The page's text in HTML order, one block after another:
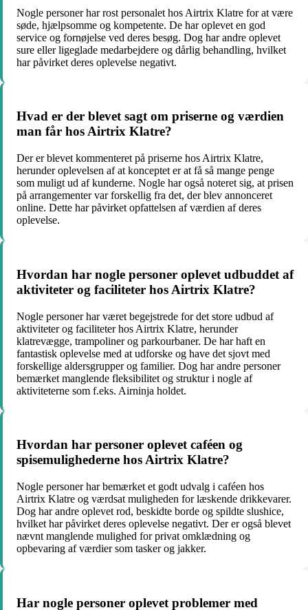
Nogle personer har rost personalet hos Airtrix Klatre for at være
søde, hjælpsomme og kompetente. De har oplevet en god
service og fornøjelse ved deres besøg. Dog har andre oplevet
sure eller ligeglade medarbejdere og dårlig behandling, hvilket
har påvirket deres oplevelse negativt.
Hvad er der blevet sagt om priserne og værdien
man får hos Airtrix Klatre?
Der er blevet kommenteret på priserne hos Airtrix Klatre,
herunder oplevelsen af at konceptet er at få så mange penge
som muligt ud af kunderne. Nogle har også noteret sig, at prisen
på arrangementer var forskellig fra det, der blev annonceret
online. Dette har påvirket opfattelsen af værdien af deres
oplevelse.
Hvordan har nogle personer oplevet udbuddet af
aktiviteter og faciliteter hos Airtrix Klatre?
Nogle personer har været begejstrede for det store udbud af
aktiviteter og faciliteter hos Airtrix Klatre, herunder
klatrevægge, trampoliner og parkourbaner. De har haft en
fantastisk oplevelse med at udforske og have det sjovt med
forskellige aldersgrupper og familier. Dog har andre personer
bemærket manglende fleksibilitet og struktur i nogle af
aktiviteterne som f.eks. Airninja holdet.
Hvordan har personer oplevet caféen og
spisemulighederne hos Airtrix Klatre?
Nogle personer har bemærket et godt udvalg i caféen hos
Airtrix Klatre og værdsat muligheden for læskende drikkevarer.
Dog har andre oplevet rod, beskidte borde og spildte slushice,
hvilket har påvirket deres oplevelse negativt. Der er også blevet
nævnt manglende mulighed for privat omklædning og
opbevaring af værdier som tasker og jakker.
Har nogle personer oplevet problemer med